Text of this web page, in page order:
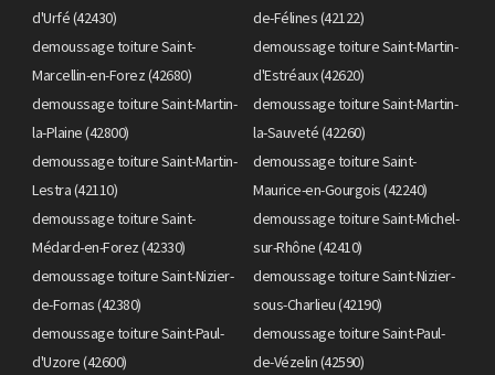
d'Urfé (42430)
de-Félines (42122)
demoussage toiture Saint-
Marcellin-en-Forez (42680)
demoussage toiture Saint-Martin-
d'Estréaux (42620)
demoussage toiture Saint-Martin-
la-Plaine (42800)
demoussage toiture Saint-Martin-
la-Sauveté (42260)
demoussage toiture Saint-Martin-
Lestra (42110)
demoussage toiture Saint-
Maurice-en-Gourgois (42240)
demoussage toiture Saint-
Médard-en-Forez (42330)
demoussage toiture Saint-Michel-
sur-Rhône (42410)
demoussage toiture Saint-Nizier-
de-Fornas (42380)
demoussage toiture Saint-Nizier-
sous-Charlieu (42190)
demoussage toiture Saint-Paul-
d'Uzore (42600)
demoussage toiture Saint-Paul-
de-Vézelin (42590)